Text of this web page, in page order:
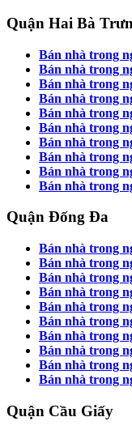
Quận Hai Bà
Bán nhà trong
Bán nhà trong
Bán nhà trong
Bán nhà trong
Bán nhà trong
Bán nhà trong
Bán nhà trong
Bán nhà trong
Bán nhà trong
Bán nhà trong
Quận Đống Đa
Bán nhà trong
Bán nhà trong
Bán nhà trong
Bán nhà trong
Bán nhà trong
Bán nhà trong
Bán nhà trong
Bán nhà trong
Bán nhà trong
Bán nhà trong
Quận Cầu Giấy